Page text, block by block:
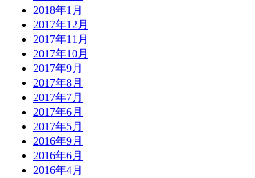
2018年1月
2017年12月
2017年11月
2017年10月
2017年9月
2017年8月
2017年7月
2017年6月
2017年5月
2016年9月
2016年6月
2016年4月